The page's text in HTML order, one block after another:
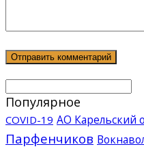
Популярное
COVID-19 АО Карельский
Парфенчиков